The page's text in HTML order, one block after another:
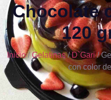
Chocolate
120
Inicio/Gelatinas/D`Gari/
con color